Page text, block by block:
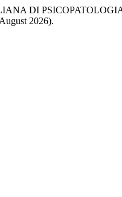
DI PSICOPATOLOGIA:
2026).